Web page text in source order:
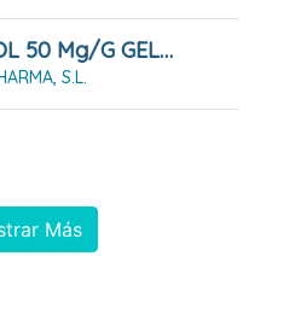
IBUDOL 50 Mg/g GEL , 1 Tubo De 60 G
S.L.
Más